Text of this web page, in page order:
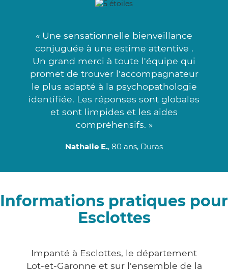
« Une sensationnelle bienveillance
conjuguée à une estime attentive .
Un grand merci à toute l'équipe qui
promet de trouver l'accompagnateur
le plus adapté à la psychopathologie
identifiée. Les réponses sont globales
et sont limpides et les aides
compréhensifs. »
Nathalie E., 80 ans, Duras
Informations pratiques pour
Esclottes
Impanté à Esclottes, le département
Lot-et-Garonne et sur l'ensemble de la